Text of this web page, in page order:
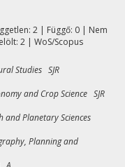
2 | Függő: 0 | Nem
2 | WoS/Scopus
Studies SJR
and Crop Science SJR
Planetary Sciences
Planning and